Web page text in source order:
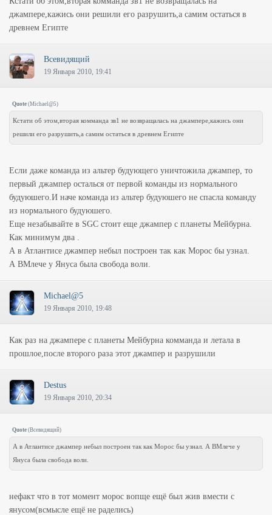
джампере,кажись они решили его разрушить,а самим остаться в
древнем Египте
Всевидящий
19 Января 2010, 19:41
Quote (Michael@5)
Кстати об этом,вторая комманда зв1 не возвращалась на джампере,кажись они
решили его разрушить,а самим остаться в древнем Египте
Если даже команда из альтер будующего уничтожила джампер, то
первый джампер осталься от первой команды из нормального
будуюшего.И наче команда из альтер будуюшего не спасла команду
из нормального будуюшего.
Еще незабывайте в SGC стоит еще джампер с планеты Мейбурна.
Как минимум два .
А в Атлантисе джампер небыл построен так как Морос бы узнал.
А ВМлече у Януса была свобода воли.
Michael@5
19 Января 2010, 19:48
Как раз на джампере с планеты Мейбурна комманда и летала в
прошлое,после второго раза этот джампер и разрушили
Destus
19 Января 2010, 20:34
Quote (Всевидящий)
А в Атлантисе джампер небыл построен так как Морос бы узнал. А ВМлече у
Януса была свобода воли.
нефакт что в тот момент морос вопще ещё был жив вмести с
янусом(всмысле ещё не раделись)